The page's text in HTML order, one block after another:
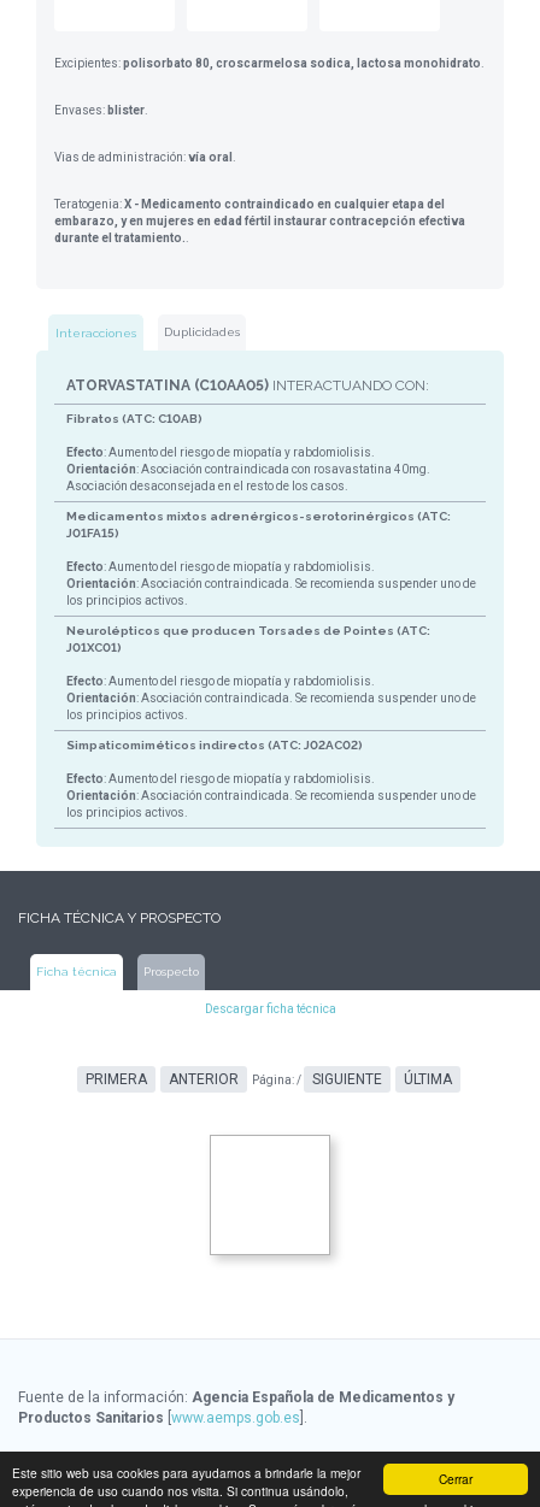
Cerrar
Este sitio web usa cookies para ayudarnos a brindarle la mejor
experiencia de uso cuando nos visita. Si continua usándolo,
Excipientes:polisorbato 80, croscarmelosa sodica, lactosa monohidrato
Envases: blister
Vias de administración:vía oral
Teratogenia:X - Medicamento contraindicado en cualquier etapa del
embarazo, y en mujeres en edad fértil instaurar contracepción efectiva
durante el tratamiento.
Interacciones Duplicidades
ATORVASTATINA (C10AA05) INTERACTUANDO CON:
Fibratos (ATC: C10AB)
Efecto: Aumento del riesgo de miopatía y rabdomiolisis.
Orientación: Asociación contraindicada con rosavastatina 40mg.
Asociación desaconsejada en el resto de los casos.
Medicamentos mixtos adrenérgicos-serotorinérgicos (ATC:
J01FA15)
Efecto: Aumento del riesgo de miopatía y rabdomiolisis.
Orientación: Asociación contraindicada. Se recomienda suspender uno de
los principios activos.
Neurolépticos que producen Torsades de Pointes (ATC:
J01XC01)
Efecto: Aumento del riesgo de miopatía y rabdomiolisis.
Orientación: Asociación contraindicada. Se recomienda suspender uno de
los principios activos.
Simpaticomiméticos indirectos (ATC: J02AC02)
Efecto: Aumento del riesgo de miopatía y rabdomiolisis.
Orientación: Asociación contraindicada. Se recomienda suspender uno de
los principios activos.
FICHA TÉCNICA Y PROSPECTO
Ficha técnica Prospecto
Descargar ficha técnica
PRIMERA ANTERIOR Página:/ SIGUIENTE ÚLTIMA
Fuente de la información: Agencia Española de Medicamentos y
Productos Sanitarios www.aemps.gob.es ].
Ministerio de Sanidad, Servicios
Sociales e Igualdad[ www.msssi.gob.es]